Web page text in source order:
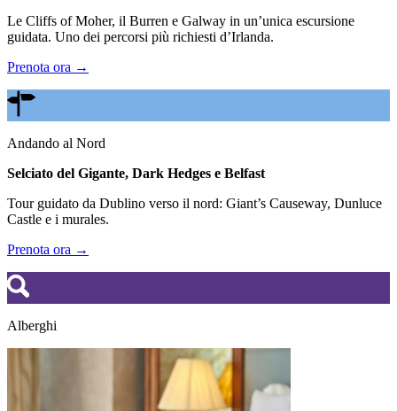
Le Cliffs of Moher, il Burren e Galway in un’unica escursione
guidata. Uno dei percorsi più richiesti d’Irlanda.
Prenota ora →
Andando al Nord
Selciato del Gigante, Dark Hedges e Belfast
Tour guidato da Dublino verso il nord: Giant’s Causeway, Dunluce
Castle e i murales.
Prenota ora →
Alberghi